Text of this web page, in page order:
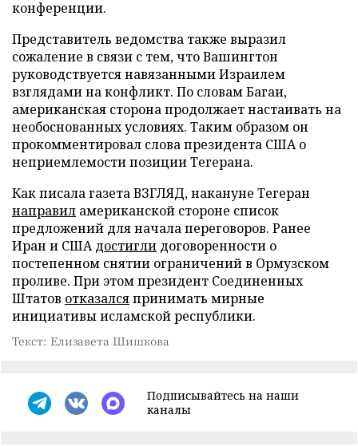
конференции.
Представитель ведомства также выразил
сожаление в связи с тем, что Вашингтон
руководствуется навязанными Израилем
взглядами на конфликт. По словам Багаи,
американская сторона продолжает настаивать на
необоснованных условиях. Таким образом он
прокомментировал слова президента США о
неприемлемости позиции Тегерана.
Как писала газета ВЗГЛЯД, накануне Тегеран
направил американской стороне список
предложений для начала переговоров. Ранее
Иран и СШАдостигли договоренности о
постепенном снятии ограничений в Ормузском
проливе. При этом президент Соединенных
Штатов отказалсяпринимать мирные
инициативы исламской республики.
Текст: Елизавета Шишкова
Подписывайтесь на наши
каналы